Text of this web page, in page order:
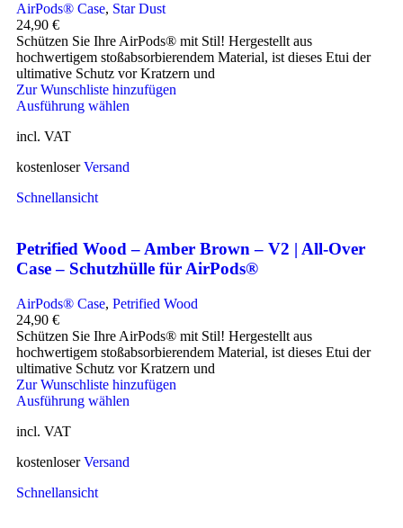
AirPods® Case, Star Dust
24,90 €
Schützen Sie Ihre AirPods® mit Stil! Hergestellt aus
hochwertigem stoßabsorbierendem Material, ist dieses Etui der
ultimative Schutz vor Kratzern und
Zur Wunschliste hinzufügen
Ausführung wählen
incl. VAT
kostenloserVersand
Schnellansicht
Petrified Wood – Amber Brown – V2 | All-Over
Case – Schutzhülle für AirPods®
AirPods® Case, Petrified Wood
24,90 €
Schützen Sie Ihre AirPods® mit Stil! Hergestellt aus
hochwertigem stoßabsorbierendem Material, ist dieses Etui der
ultimative Schutz vor Kratzern und
Zur Wunschliste hinzufügen
Ausführung wählen
incl. VAT
kostenloserVersand
Schnellansicht